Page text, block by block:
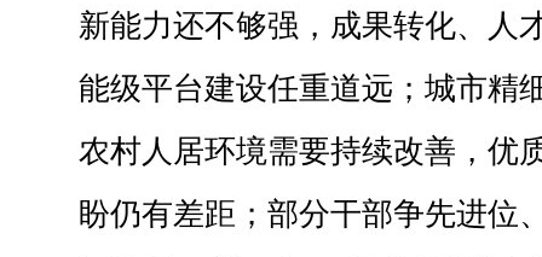
新能力还不够强，成果转化、人
能级平台建设任重道远；城市精
农村人居环境需要持续改善，优
盼仍有差距；部分干部争先进位